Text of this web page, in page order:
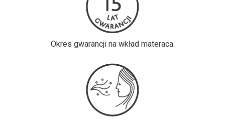
Okres gwarancji na wkład materaca.